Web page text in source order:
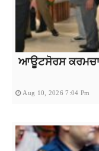
ਆਊਟਸੋਰਸ
Aug 10, 2026 7:04 Pm